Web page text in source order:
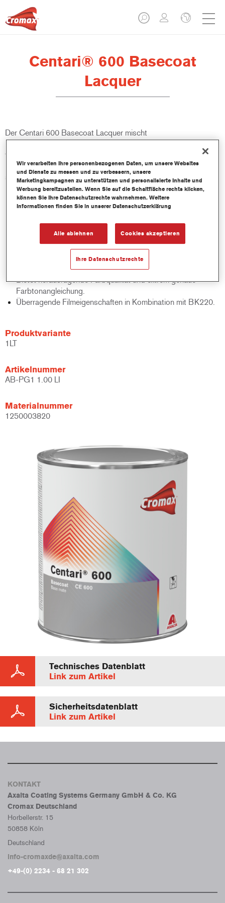
Centari® 600 Basecoat
Lacquer
Der Centari 600 Basecoat Lacquer mischt
führt zu einem Basislack, der für Märkte ohne VOC-
Bestimmungen geeignet ist. Er eignet sich für Kleinschaden-,
sowie Teil- und Ganzreparaturen.
Produktmerkmale
Bietet gute Abdeckung bei geringer Schichtstärke (10-20 µ).
Für mehrfarbige Streifen- und Designarbeiten geeignet.
Verfügt über schnelle Lufttrocknungsoption.
Bietet außergewöhnliche Aluminiumpartikelkontrolle in
Metallic-Anwendungen.
Bietet herausragende Farbqualität und extrem genaue
Farbtonangleichung.
Überragende Filmeigenschaften in Kombination mit BK220.
Produktvariante
1LT
Artikelnummer
AB-PG1 1.00 LI
Materialnummer
1250003820
Technisches Datenblatt
Link zum Artikel
Sicherheitsdatenblatt
Link zum Artikel
KONTAKT
Axalta Coating Systems Germany GmbH & Co. KG
Cromax Deutschland
Horbellerstr. 15
50858 Köln
Deutschland
info-cromaxde@axalta.com
+49-(0) 2234 - 68 21 302
Wir verarbeiten Ihre personenbezogenen Daten, um unsere Websites
und Dienste zu messen und zu verbessern, unsere
Marketingkampagnen zu unterstützen und personalisierte Inhalte und
Werbung bereitzustellen. Wenn Sie auf die Schaltfläche rechts klicken,
können Sie Ihre Datenschutzrechte wahrnehmen. Weitere
Informationen finden Sie in unserer Datenschutzerklärung
Alle ablehnen Cookies akzeptieren
Ihre Datenschutzrechte